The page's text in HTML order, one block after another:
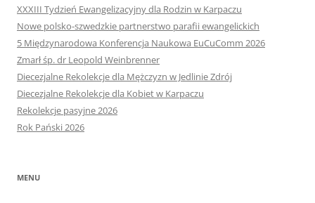
XXXIII Tydzień Ewangelizacyjny dla Rodzin w Karpaczu
Nowe polsko-szwedzkie partnerstwo parafii ewangelickich
5 Międzynarodowa Konferencja Naukowa EuCuComm 2026
Zmarł śp. dr Leopold Weinbrenner
Diecezjalne Rekolekcje dla Mężczyzn w Jedlinie Zdrój
Diecezjalne Rekolekcje dla Kobiet w Karpaczu
Rekolekcje pasyjne 2026
Rok Pański 2026
MENU